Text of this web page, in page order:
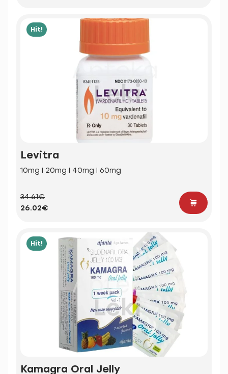
Hit!
Levitra
10mg | 20mg | 40mg | 60mg
34.61€
26.02€
Hit!
Kamagra Oral Jelly